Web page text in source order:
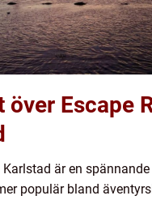
över Escape
Karlstad är en
populär bland